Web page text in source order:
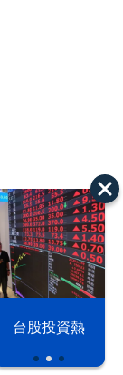
台股投資熱
國五星國
審查疏漏
乘「萬鈞車